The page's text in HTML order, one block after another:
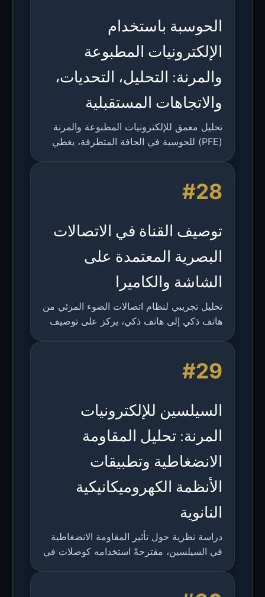
الحوسبة باستخدام
الإلكترونيات المطبوعة
والمرنة: التحليل، التحديات،
والاتجاهات المستقبلية
تحليل معمق للإلكترونيات المطبوعة والمرنة
(PFE) للحوسبة في الحافة المتطرفة، يغطي
#28
توصيف القناة في الاتصالات
البصرية المعتمدة على
الشاشة والكاميرا
تحليل تجريبي لنظام اتصالات الضوء المرئي من
هاتف ذكي إلى هاتف ذكي، يركز على توصيف
#29
السيلسين للإلكترونيات
المرنة: تحليل المقاومة
الانضغاطية وتطبيقات
الأنظمة الكهروميكانيكية
النانوية
دراسة نظرية حول تأثير المقاومة الانضغاطية
في السيلسين، مقترحةً استخدامه كوصلات في